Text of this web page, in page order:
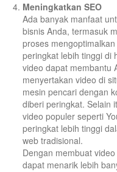
Meningkatkan SEO
Ada banyak manfaat
bisnis Anda, termasuk
proses
peringkat lebih tinggi di
video dapat membantu
menyertakan video di
mesin pencari dengan
diberi peringkat. Selain
video populer seperti
peringkat lebih tinggi
web tradisional.
Dengan membuat
dapat menarik lebih